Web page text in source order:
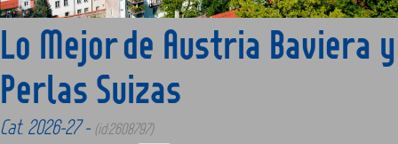
PROMOCIONES
COMPRAR
Lo Mejor de Austria Baviera y
Perlas Suizas
Cat. 2026-27 - (id:2608797)